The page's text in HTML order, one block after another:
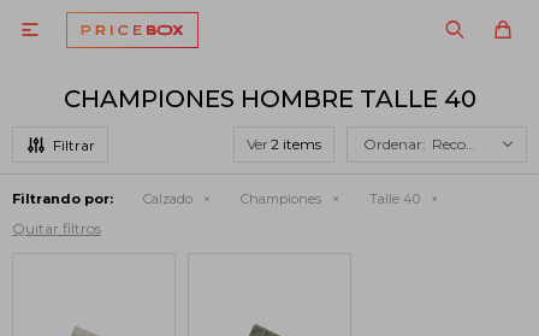

CHAMPIONES HOMBRE TALLE 40
Ver Recomendados
Filtrando por: Calzado Championes Talle 40
Quitar filtros